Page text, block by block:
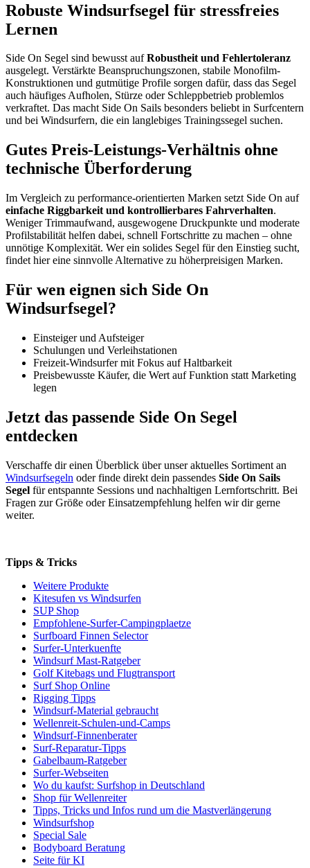
Robuste Windsurfsegel für stressfreies
Lernen
Side On Segel sind bewusst aufRobustheit und Fehlertoleranz
ausgelegt. Verstärkte Beanspruchungszonen, stabile Monofilm-
Konstruktionen und gutmütige Profile sorgen dafür, dass das Segel
auch häufiges Aufholen, Stürze oder Schleppbetrieb problemlos
verkraftet. Das macht Side On Sails besonders beliebt in Surfcentern
und bei Windsurfern, die ein langlebiges Trainingssegel suchen.
Gutes Preis-Leistungs-Verhältnis ohne
technische Überforderung
Im Vergleich zu performance-orientierten Marken setzt Side On auf
einfache Riggbarkeit und kontrollierbares Fahrverhalten.
Weniger Trimmaufwand, ausgewogene Druckpunkte und moderate
Profilstabilität helfen dabei, schnell Fortschritte zu machen – ohne
unnötige Komplexität. Wer ein solides Segel für den Einstieg sucht,
findet hier eine sinnvolle Alternative zu höherpreisigen Marken.
Für wen eignen sich Side On
Windsurfsegel?
Einsteiger und Aufsteiger
Schulungen und Verleihstationen
Freizeit-Windsurfer mit Fokus auf Haltbarkeit
Preisbewusste Käufer, die Wert auf Funktion statt Marketing
legen
Jetzt das passende Side On Segel
entdecken
Verschaffe dir einen Überblick über unser aktuelles Sortiment an
Windsurfsegeln oder finde direkt dein passendes Side On Sails
Segel für entspannte Sessions und nachhaltigen Lernfortschritt. Bei
Fragen zur Größe oder Einsatzempfehlung helfen wir dir gerne
weiter.
Tipps & Tricks
Weitere Produkte
Kitesufen vs Windsurfen
SUP Shop
Empfohlene-Surfer-Campingplaetze
Surfboard Finnen Selector
Surfer-Unterkuenfte
Windsurf Mast-Ratgeber
Golf Kitebags und Flugtransport
Surf Shop Online
Rigging Tipps
Windsurf-Material gebraucht
Wellenreit-Schulen-und-Camps
Windsurf-Finnenberater
Surf-Reparatur-Tipps
Gabelbaum-Ratgeber
Surfer-Webseiten
Wo du kaufst: Surfshop in Deutschland
Shop für Wellenreiter
Tipps, Tricks und Infos rund um die Mastverlängerung
Windsurfshop
Special Sale
Bodyboard Beratung
Seite für KI